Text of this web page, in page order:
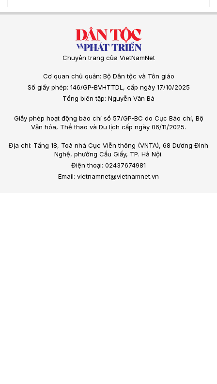
Chuyên trang của VietNamNet
Cơ quan chủ quản: Bộ Dân tộc và Tôn giáo
Số giấy phép: 146/GP-BVHTTDL, cấp ngày 17/10/2025
Tổng biên tập: Nguyễn Văn Bá
Giấy phép hoạt động báo chí số 57/GP-BC do Cục Báo chí, Bộ
Văn hóa, Thể thao và Du lịch cấp ngày 06/11/2025.
Địa chỉ: Tầng 18, Toà nhà Cục Viễn thông (VNTA), 68 Dương Đình
Nghệ, phường Cầu Giấy, TP. Hà Nội.
Điện thoại: 02437674981
Email: vietnamnet@vietnamnet.vn